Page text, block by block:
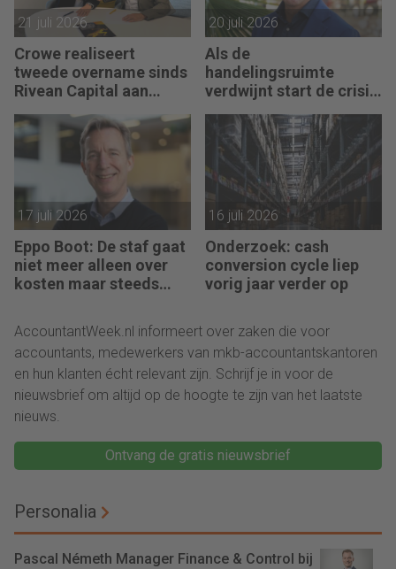
21 juli 2026
Crowe realiseert
tweede overname sinds
Rivean Capital aan
20 juli 2026
Als de
handelingsruimte
verdwijnt start de crisis
Pim van Berkel
17 juli 2026
Eppo Boot: De staf gaat
niet meer alleen over
kosten maar steeds
16 juli 2026
Onderzoek: cash
conversion cycle liep
vorig jaar verder op
AccountantWeek.nl informeert over zaken die voor
accountants, medewerkers van mkb-accountantskantoren
en hun klanten écht relevant zijn. Schrijf je in voor de
nieuwsbrief om altijd op de hoogte te zijn van het laatste
nieuws.
Ontvang de gratis nieuwsbrief
Personalia
Pascal Németh Manager Finance & Control bij